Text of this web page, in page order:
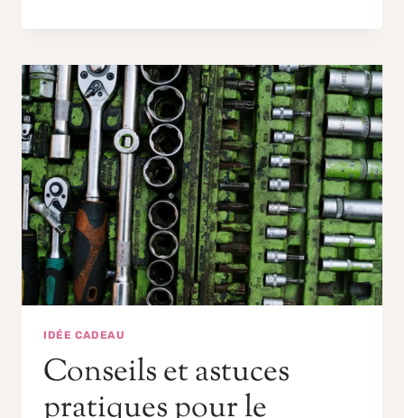
IDÉE CADEAU
Conseils et astuces
pratiques pour le